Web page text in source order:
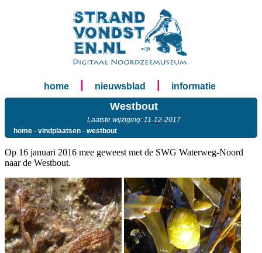
home nieuwsblad informatie
Westbout
Laatste wijziging: 11-12-2017
home - vindplaatsen - westbout
Op 16 januari 2016 mee geweest met de SWG Waterweg-Noord
naar de Westbout.